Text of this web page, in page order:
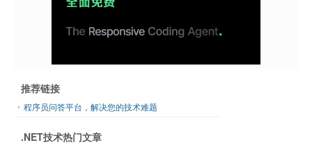
推荐链接
程序员问答平台，解决您的技术难题
.NET技术热门文章